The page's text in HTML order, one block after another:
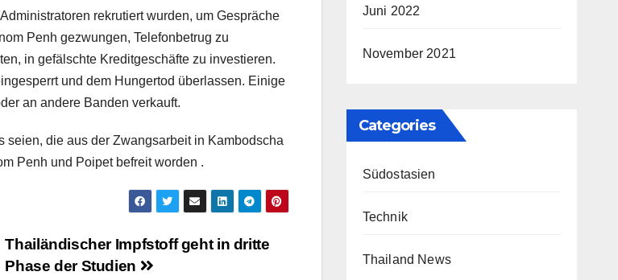
rekrutiert wurden, um Gespräche
Penh gezwungen, Telefonbetrug zu
in gefälschte Kreditgeschäfte zu investieren.
und dem Hungertod überlassen. Einige
an andere Banden verkauft.
seien, die aus der Zwangsarbeit in Kambodscha
Penh und Poipet befreit worden .
Thailändischer Impfstoff geht in dritte
Phase der Studien
Juni 2022
November 2021
Categories
Südostasien
Technik
Thailand News